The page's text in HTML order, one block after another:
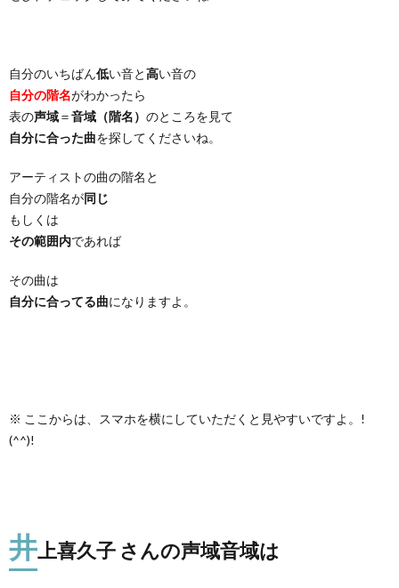
自分のいちばん低い音と高い音の
自分の階名がわかったら
表の声域＝音域（階名） のところを見て
自分に合った曲を探してくださいね。
アーティストの曲の階名と
自分の階名が同じ
もしくは
その範囲内であれば
その曲は
自分に合ってる曲になりますよ。
※ ここからは、スマホを横にしていただくと見やすいですよ。!
(^^)!
井上喜久子 さんの声域音域は